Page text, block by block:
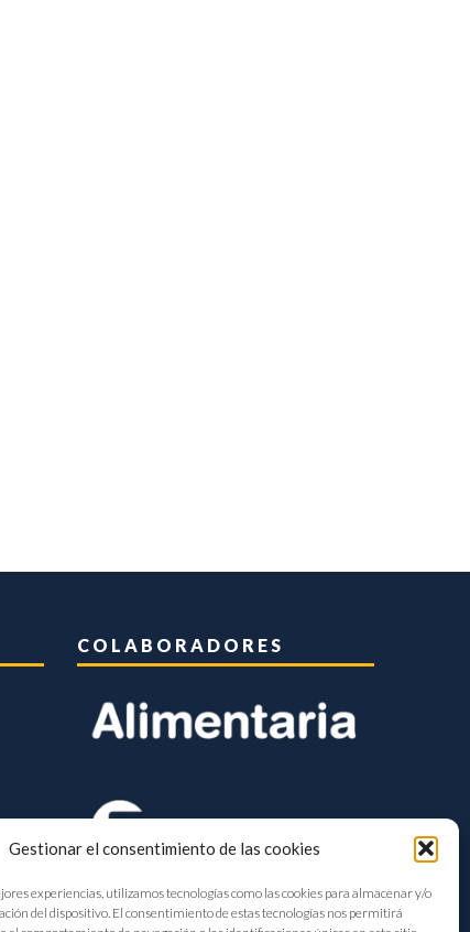
Gestionar el consentimiento de las cookies
experiencias, utilizamos tecnologías como las cookies para almacenar y/o
del dispositivo. El consentimiento de estas tecnologías nos permitirá
COLABORADORES